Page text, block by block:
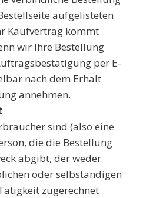
aufgelisteten
Kaufvertrag kommt
wir Ihre Bestellung
per E-
nach dem Erhalt
annehmen.
sind (also eine
die die Bestellung
abgibt, der weder
oder selbständigen
zugerechnet